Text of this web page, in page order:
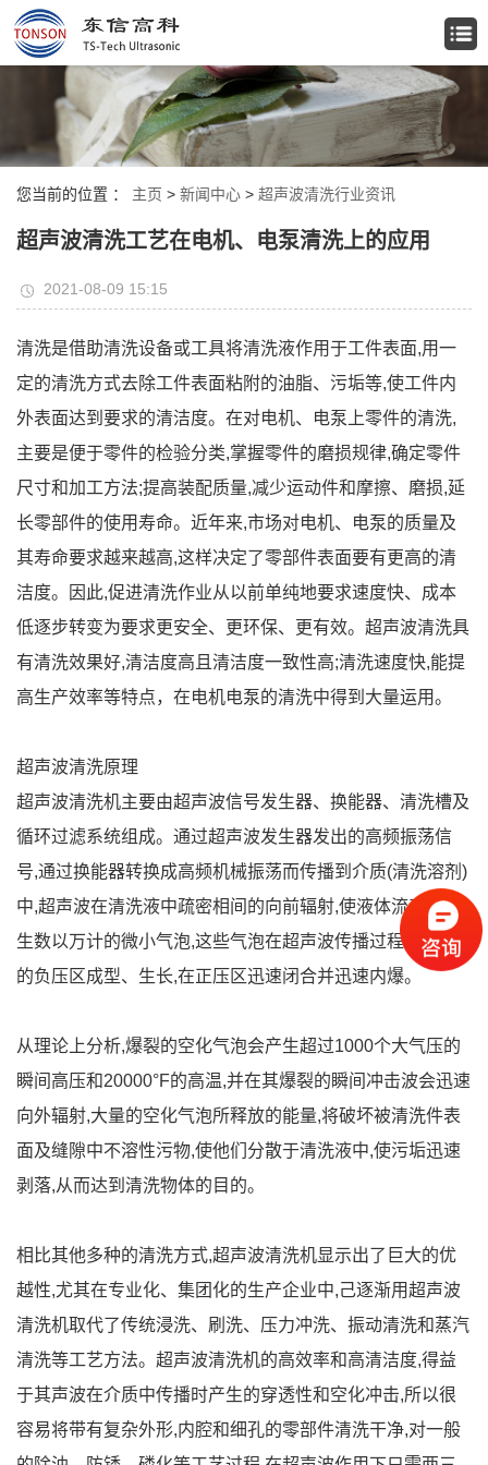
您当前的位置 ： 主页 > 新闻中心 > 超声波清洗行业资讯
超声波清洗工艺在电机、电泵清洗上的应用
2021-08-09 15:15
清洗是借助清洗设备或工具将清洗液作用于工件表面,用一
定的清洗方式去除工件表面粘附的油脂、污垢等,使工件内
外表面达到要求的清洁度。在对电机、电泵上零件的清洗,
主要是便于零件的检验分类,掌握零件的磨损规律,确定零件
尺寸和加工方法;提高装配质量,减少运动件和摩擦、磨损,延
长零部件的使用寿命。近年来,市场对电机、电泵的质量及
其寿命要求越来越高,这样决定了零部件表面要有更高的清
洁度。因此,促进清洗作业从以前单纯地要求速度快、成本
低逐步转变为要求更安全、更环保、更有效。超声波清洗具
有清洗效果好,清洁度高且清洁度一致性高;清洗速度快,能提
高生产效率等特点，在电机电泵的清洗中得到大量运用。
超声波清洗原理
超声波清洗机主要由超声波信号发生器、换能器、清洗槽及
循环过滤系统组成。通过超声波发生器发出的高频振荡信
号,通过换能器转换成高频机械振荡而传播到介质(清洗溶剂)
中,超声波在清洗液中疏密相间的向前辐射,使液体流动而产
生数以万计的微小气泡,这些气泡在超声波传播过程中形成
的负压区成型、生长,在正压区迅速闭合并迅速内爆。
从理论上分析,爆裂的空化气泡会产生超过1000个大气压的
瞬间高压和20000°F的高温,并在其爆裂的瞬间冲击波会迅速
向外辐射,大量的空化气泡所释放的能量,将破坏被清洗件表
面及缝隙中不溶性污物,使他们分散于清洗液中,使污垢迅速
剥落,从而达到清洗物体的目的。
相比其他多种的清洗方式,超声波清洗机显示出了巨大的优
越性,尤其在专业化、集团化的生产企业中,己逐渐用超声波
清洗机取代了传统浸洗、刷洗、压力冲洗、振动清洗和蒸汽
清洗等工艺方法。超声波清洗机的高效率和高清洁度,得益
于其声波在介质中传播时产生的穿透性和空化冲击,所以很
容易将带有复杂外形,内腔和细孔的零部件清洗干净,对一般